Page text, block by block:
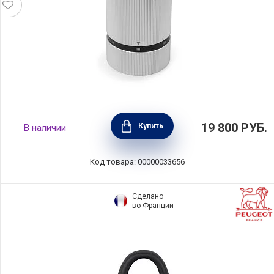
Мельница для соли электрическая с
зарядкой Line высота 15 см, цвет алюминий,
Peugeot, Франция, 4313100
В наличии Купить 19 800 РУБ.
Код товара: 00000033656
Сделано
во Франции